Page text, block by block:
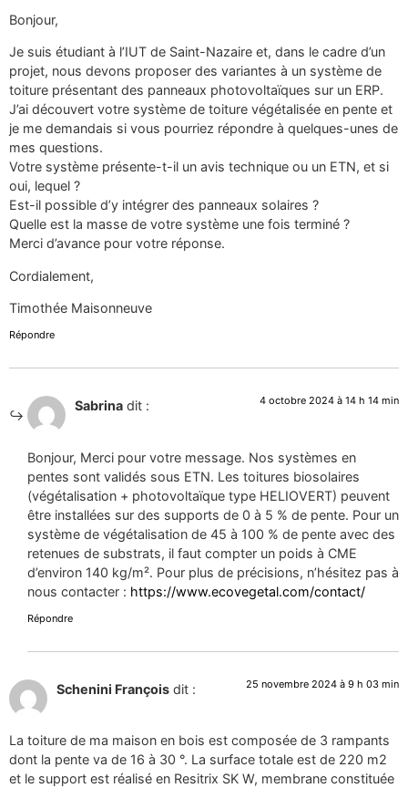
Bonjour,
Je suis étudiant à l’IUT de Saint-Nazaire et, dans le cadre d’un
projet, nous devons proposer des variantes à un système de
toiture présentant des panneaux photovoltaïques sur un ERP.
J’ai découvert votre système de toiture végétalisée en pente et
je me demandais si vous pourriez répondre à quelques-unes de
mes questions.
Votre système présente-t-il un avis technique ou un ETN, et si
oui, lequel ?
Est-il possible d’y intégrer des panneaux solaires ?
Quelle est la masse de votre système une fois terminé ?
Merci d’avance pour votre réponse.
Cordialement,
Timothée Maisonneuve
Répondre
Sabrina dit : 4 octobre 2024 à 14 h 14 min
Bonjour, Merci pour votre message. Nos systèmes en
pentes sont validés sous ETN. Les toitures biosolaires
(végétalisation + photovoltaïque type HELIOVERT) peuvent
être installées sur des supports de 0 à 5 % de pente. Pour un
système de végétalisation de 45 à 100 % de pente avec des
retenues de substrats, il faut compter un poids à CME
d’environ 140 kg/m². Pour plus de précisions, n’hésitez pas à
nous contacter : https://www.ecovegetal.com/contact/
Répondre
Schenini François dit : 25 novembre 2024 à 9 h 03 min
La toiture de ma maison en bois est composée de 3 rampants
dont la pente va de 16 à 30 °. La surface totale est de 220 m2
et le support est réalisé en Resitrix SK W, membrane constituée